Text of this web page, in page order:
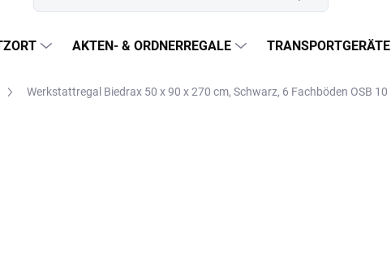
AKTEN- & ORDNERREGALE
Werkstattregal Biedrax 50 x 90 x 270 cm, Schwarz, 6 Fachböden OSB